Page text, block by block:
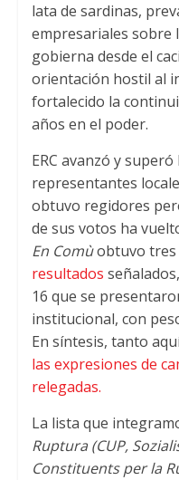
lata de sardinas,
empresariales sobre
gobierna desde el
orientación hostil al
fortalecido la
años en el poder.
ERC avanzó y
representantes
obtuvo regidores
de sus votos ha
En Comùobtuvo tres
resultados señalados,
16 que se
institucional, con
En síntesis, tanto
las expresiones de
relegadas.
La lista que
Ruptura(CUP,
Constituents per la